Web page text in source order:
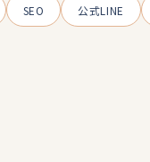
SEO 公式LINE